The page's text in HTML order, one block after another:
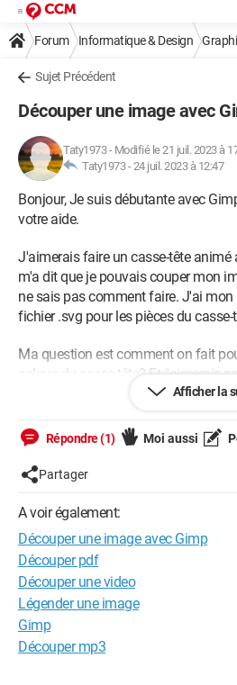
Forum Informatique & Design
Sujet Précédent
Découper une image avec
Taty1973- Modifié le 21 juil. 2023 à
Taty1973 -24 juil. 2023 à 12:47
Bonjour, Je suis débutante avec
votre aide.
J'aimerais faire un casse-tête animé
m'a dit que je pouvais couper mon
ne sais pas comment faire. J'ai mon
fichier .svg pour les pièces du casse-
Ma question est comment on fait
calque du casse-tête? Et j'aimerais
Afficher la
Répondre (1) Moi aussi
Partager
A voir également:
Découper une image avec Gimp
Découper pdf
Découper une video
Légender une image
Gimp
Découper mp3